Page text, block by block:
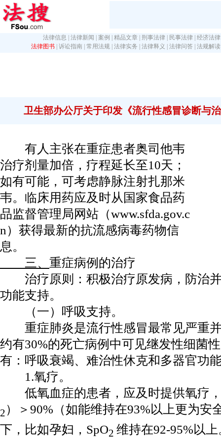
法律信息 法律新闻 案例 精品文章 刑事法律 民事法律 经济法律
法律图书 诉讼指南 常用法规 法律实务 法律释义 法律问答 法规解读
卫生部办公厅关于印发《流行性感冒诊断与
有人主张在重症患者奥司他韦
治疗剂量加倍，疗程延长至10天；
如有可能，可考虑静脉注射扎那米
韦。临床用药应及时从国家食品药
品监督管理局网站（www.sfda.gov.c
n）获得最新的抗流感病毒药物信
息。
三、 重症病例的治疗
治疗原则：积极治疗原发病，防治并
功能支持。
（一）呼吸支持。
重症肺炎是流行性感冒最常见严重并
约有30%的死亡病例中可见继发性细菌
有：呼吸衰竭、难治性休克和多器官功
1.氧疗。
低氧血症的患者，应及时提供氧疗，
2 ）＞90%（如能维持在93%以上更为安
下，比如孕妇，SpO2 维持在92-95%以